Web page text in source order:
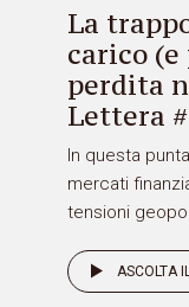
La
carico
perdita
Lettera
In questa
mercati
tensioni
ASCOLTA